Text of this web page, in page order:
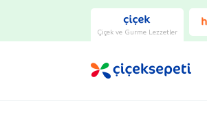
Çiçek ve Gurme Lezzetler